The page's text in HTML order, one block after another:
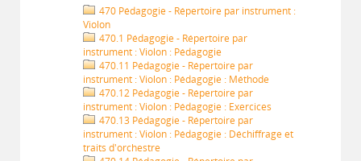
470 Pédagogie - Répertoire par instrument :
Violon
470.1 Pédagogie - Répertoire par
instrument : Violon : Pédagogie
470.11 Pédagogie - Répertoire par
instrument : Violon : Pédagogie : Méthode
470.12 Pédagogie - Répertoire par
instrument : Violon : Pédagogie : Exercices
470.13 Pédagogie - Répertoire par
instrument : Violon : Pédagogie : Déchiffrage et
traits d'orchestre